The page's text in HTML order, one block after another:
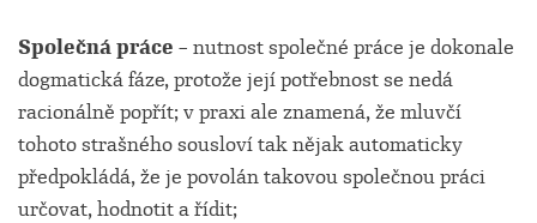
Společná práce – nutnost společné práce je dokonale
dogmatická fáze, protože její potřebnost se nedá
racionálně popřít; v praxi ale znamená, že mluvčí
tohoto strašného sousloví tak nějak automaticky
předpokládá, že je povolán takovou společnou práci
určovat, hodnotit a řídit;